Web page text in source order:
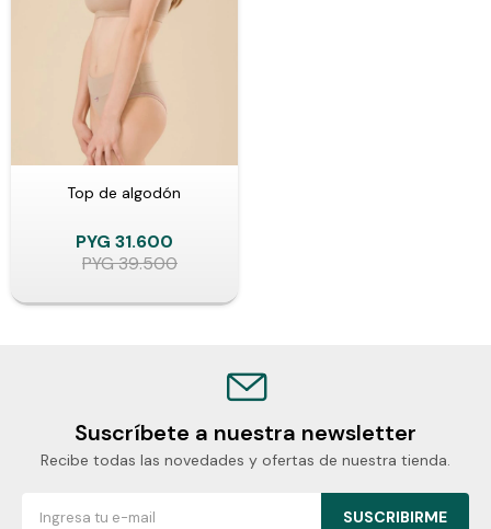
Top de algodón
PYG 31.600
PYG39.500
Suscríbete a nuestra newsletter
Recibe todas las novedades y ofertas de nuestra tienda.
SUSCRIBIRME